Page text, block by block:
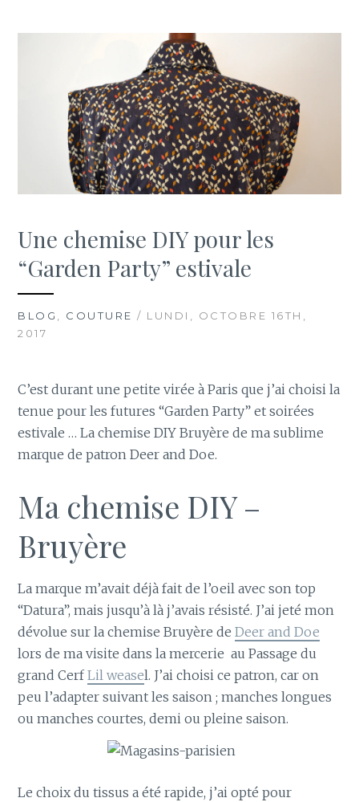
Une chemise DIY pour les
“Garden Party” estivale
BLOG , COUTURE / LUNDI, OCTOBRE 16TH,
2017
C’est durant une petite virée à Paris que j’ai choisi la
tenue pour les futures “Garden Party” et soirées
estivale … La chemise DIY Bruyère de ma sublime
marque de patron Deer and Doe.
Ma chemise DIY –
Bruyère
La marque m’avait déjà fait de l’oeil avec son top
“Datura”, mais jusqu’à là j’avais résisté. J’ai jeté mon
dévolue sur la chemise Bruyère deDeer and Doe
lors de ma visite dans la mercerie au Passage du
grand CerfLil weasel. J’ai choisi ce patron, car on
peu l’adapter suivant les saison ; manches longues
ou manches courtes, demi ou pleine saison.
Le choix du tissus a été rapide, j’ai opté pour